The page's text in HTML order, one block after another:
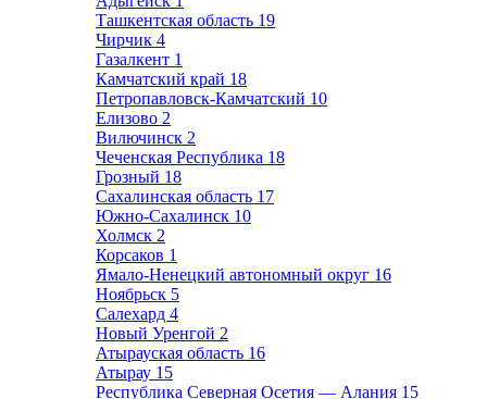
Ташкентская область 19
Чирчик 4
Газалкент 1
Камчатский край 18
Петропавловск-Камчатский 10
Елизово 2
Вилючинск 2
Чеченская Республика 18
Грозный 18
Сахалинская область 17
Южно-Сахалинск 10
Холмск 2
Корсаков 1
Ямало-Ненецкий автономный округ 16
Ноябрьск 5
Салехард 4
Новый Уренгой 2
Атырауская область 16
Атырау 15
Республика Северная Осетия — Алания 15